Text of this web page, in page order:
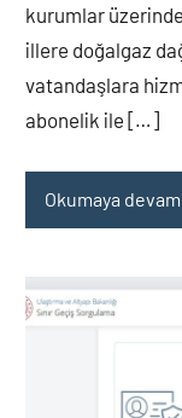
kurumlar
illere doğalgaz
vatandaşlara
abonelik ile […]
Okumaya